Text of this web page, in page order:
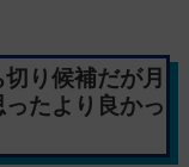
り候補だが月
たより良かっ